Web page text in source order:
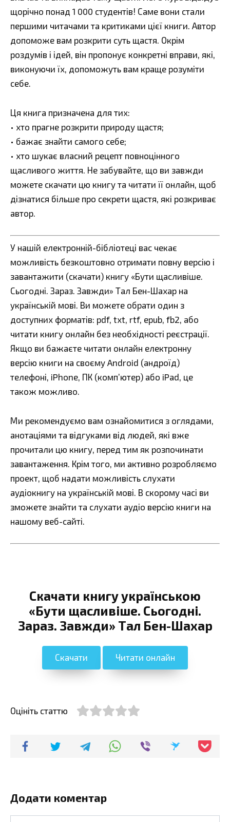
щорічно понад 1 000 студентів! Саме вони стали
першими читачами та критиками цієї книги. Автор
допоможе вам розкрити суть щастя. Окрім
роздумів і ідей, він пропонує конкретні вправи, які,
виконуючи їх, допоможуть вам краще розуміти
себе.
Ця книга призначена для тих:
• хто прагне розкрити природу щастя;
• бажає знайти самого себе;
• хто шукає власний рецепт повноцінного
щасливого життя. Не забувайте, що ви завжди
можете скачати цю книгу та читати її онлайн, щоб
дізнатися більше про секрети щастя, які розкриває
автор.
У нашій електронній-бібліотеці вас чекає
можливість безкоштовно отримати повну версію і
завантажити (скачати) книгу «Бути щасливіше.
Сьогодні. Зараз. Завжди» Тал Бен-Шахар на
українській мові. Ви можете обрати один з
доступних форматів: pdf, txt, rtf, epub, fb2, або
читати книгу онлайн без необхідності реєстрації.
Якщо ви бажаєте читати онлайн електронну
версію книги на своєму Android (андроїд)
телефоні, iPhone, ПК (комп’ютер) або iPad, це
також можливо.
Ми рекомендуємо вам ознайомитися з оглядами,
анотаціями та відгуками від людей, які вже
прочитали цю книгу, перед тим як розпочинати
завантаження. Крім того, ми активно розробляємо
проект, щоб надати можливість слухати
аудіокнигу на українській мові. В скорому часі ви
зможете знайти та слухати аудіо версію книги на
нашому веб-сайті.
Скачати книгу українською
«Бути щасливіше. Сьогодні.
Зараз. Завжди» Тал Бен-Шахар
Скачати Читати онлайн
Оцініть статтю
Додати коментар